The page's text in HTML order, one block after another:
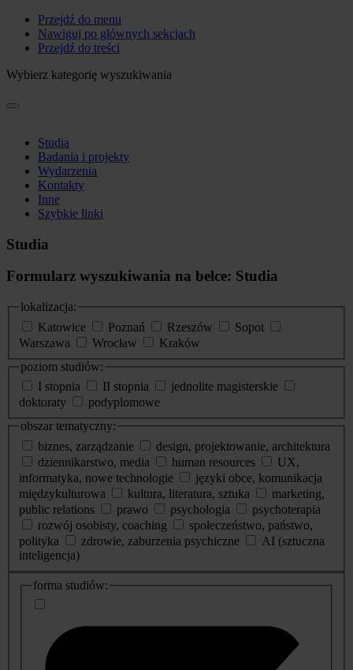
Przejdź do menu
Nawiguj po głównych sekcjach
Przejdź do treści
Wybierz kategorię wyszukiwania
Studia
Badania i projekty
Wydarzenia
Kontakty
Inne
Szybkie linki
Studia
Formularz wyszukiwania na belce: Studia
lokalizacja:
Katowice
Poznań Rzeszów
Sopot
Warszawa
Wrocław
Kraków
poziom studiów:
I stopnia
II stopnia
jednolite magisterskie
doktoraty
podyplomowe
obszar tematyczny:
biznes, zarządzanie
design, projektowanie, architektura
dziennikarstwo, media
human resources
UX,
informatyka, nowe technologie
języki obce, komunikacja
międzykulturowa
kultura, literatura, sztuka
marketing,
public relations
prawo psychologia
psychoterapia
rozwój osobisty, coaching
społeczeństwo, państwo,
polityka
zdrowie, zaburzenia psychiczne
AI (sztuczna
inteligencja)
dodatkowe
informacje
forma studiów: